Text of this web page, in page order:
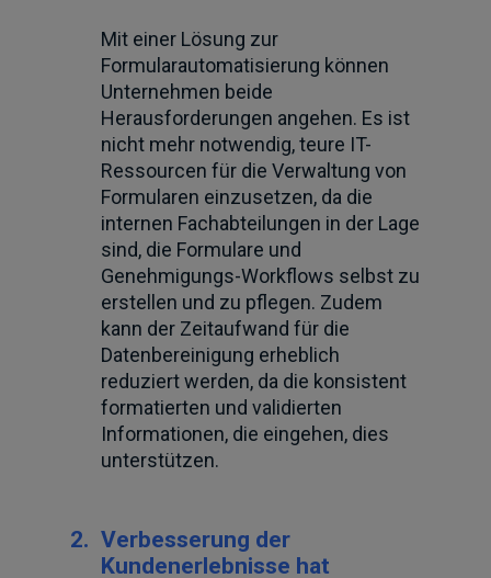
Mit einer Lösung zur
Formularautomatisierung können
Unternehmen beide
Herausforderungen angehen. Es ist
nicht mehr notwendig, teure IT-
Ressourcen für die Verwaltung von
Formularen einzusetzen, da die
internen Fachabteilungen in der Lage
sind, die Formulare und
Genehmigungs-Workflows selbst zu
erstellen und zu pflegen. Zudem
kann der Zeitaufwand für die
Datenbereinigung erheblich
reduziert werden, da die konsistent
formatierten und validierten
Informationen, die eingehen, dies
unterstützen.
2. Verbesserung der
Kundenerlebnisse hat